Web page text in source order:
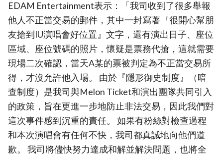
EDAM Entertainment表示：「我司收到了很多舉報
他人不正當交易的郵件，其中一封寫著『很開心幫朋
友搶到IU演唱會好位置』文字，還有演出日子、座位
區域、座位號碼的照片，懷疑是票務代搶，這就需要
現場二次確認，當天A某的票被判定為不正當交易所
得，才沒允許他入場。 由於『隱形御史制度』（暗
查制度）是我司與Melon Ticket和演出團隊共同引入
的政策，旨在更進一步地防止非法交易，因此我們對
這次事件感到沉重的責任。 如果有粉絲對檢查過程
和本次演唱會有任何不快，我司都真誠地向他們道
歉。 我司將儘快努力達成和解並解決問題，也將全